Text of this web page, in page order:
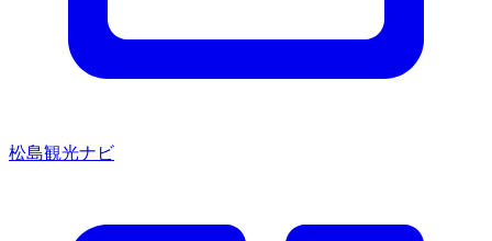
松島観光ナビ